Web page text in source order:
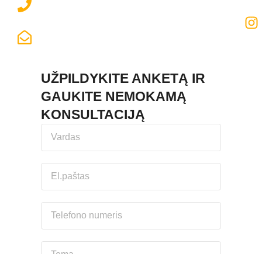
UŽPILDYKITE ANKETĄ IR
GAUKITE NEMOKAMĄ
KONSULTACIJĄ